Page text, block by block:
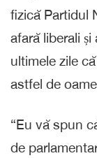
fizică Partidul
afară liberali
ultimele zile
astfel de
“Eu vă spun
de